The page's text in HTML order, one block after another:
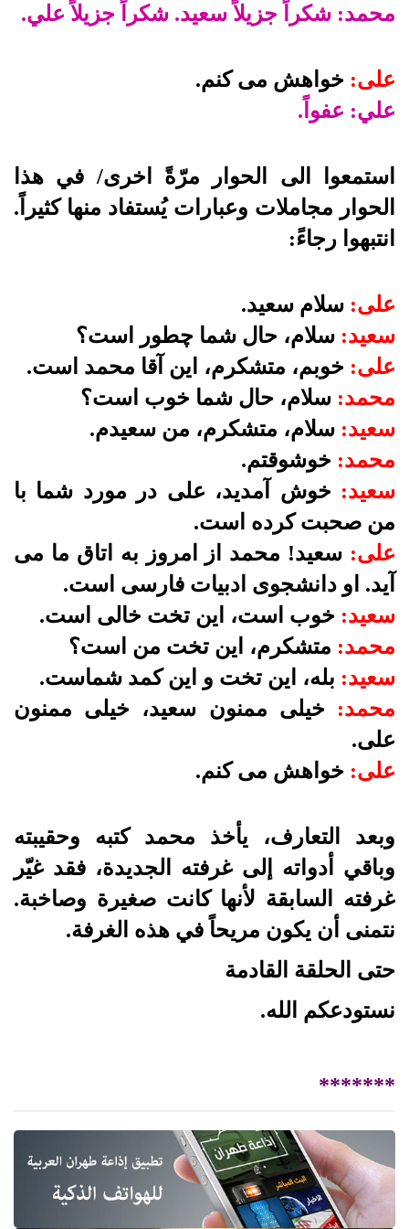
محمد: شكراً جزيلاً سعيد. شكراً جزيلاً علي.
على: خواهش مى كنم.
علي: عفواً.
استمعوا الى الحوار مرّةً اخرى/ في هذا
الحوار مجاملات وعبارات يُستفاد منها كثيراً.
انتبهوا رجاءً:
على: سلام سعيد.
سعيد: سلام، حال شما چطور است؟
على: خوبم، متشكرم، اين آقا محمد است.
محمد: سلام، حال شما خوب است؟
سعيد: سلام، متشكرم، من سعيدم.
محمد: خوشوقتم.
سعيد: خوش آمديد، على در مورد شما با
من صحبت كرده است.
على: سعيد! محمد از امروز به اتاق ما مى
آيد. او دانشجوى ادبيات فارسى است.
سعيد: خوب است، اين تخت خالى است.
محمد: متشكرم، اين تخت من است؟
سعيد: بله، اين تخت و اين كمد شماست.
محمد: خيلى ممنون سعيد، خيلى ممنون
على.
على: خواهش مى كنم.
وبعد التعارف، يأخذ محمد كتبه وحقيبته
وباقي أدواته إلى غرفته الجديدة، فقد غيّر
غرفته السابقة لأنها كانت صغيرة وصاخبة.
نتمنى أن يكون مريحاً في هذه الغرفة.
حتى الحلقة القادمة
نستودعكم الله.
*******